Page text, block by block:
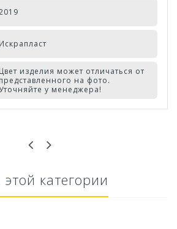
Искрапласт
Цвет изделия может отличаться от
представленного на фото.
у менеджера!
категории